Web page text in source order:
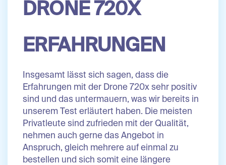
DRONE 720X
ERFAHRUNGEN
Insgesamt lässt sich sagen, dass die
Erfahrungen mit der Drone 720x sehr positiv
sind und das untermauern, was wir bereits in
unserem Test erläutert haben. Die meisten
Privatleute sind zufrieden mit der Qualität,
nehmen auch gerne das Angebot in
Anspruch, gleich mehrere auf einmal zu
bestellen und sich somit eine längere